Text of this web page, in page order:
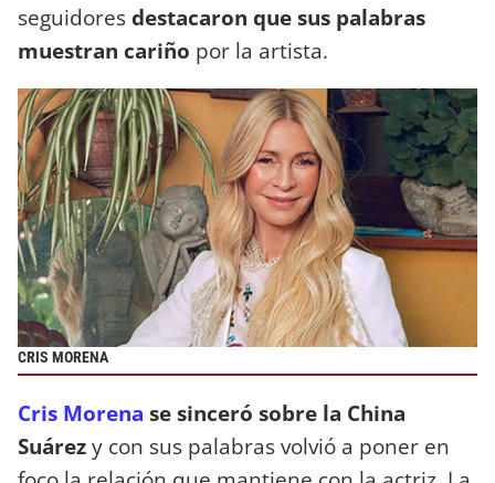
seguidoresdestacaron que sus palabras
muestran cariño por la artista.
CRIS MORENA
Cris Morena se sinceró sobre la China
Suárezy con sus palabras volvió a poner en